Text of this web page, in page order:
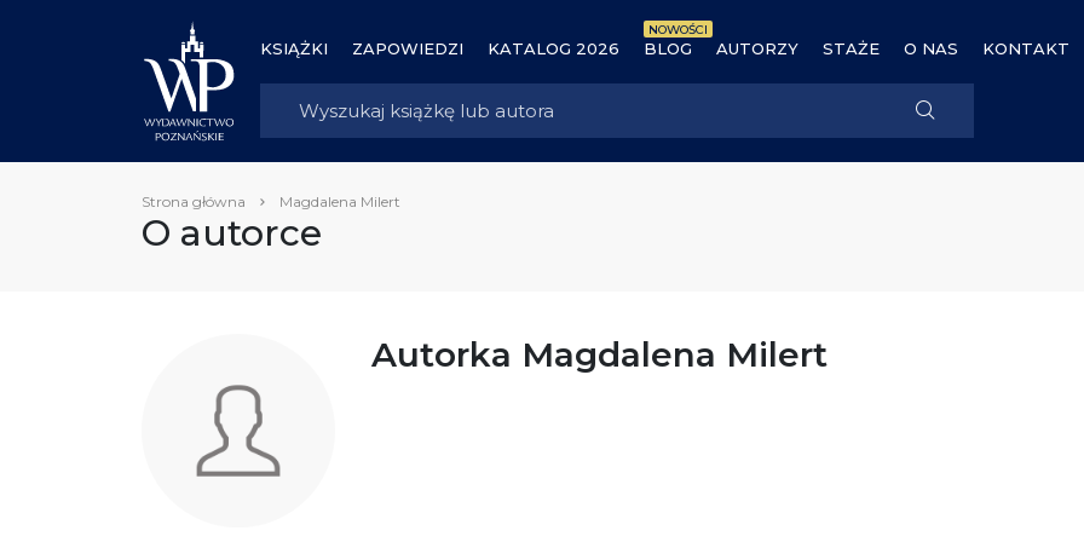
KSIĄŻKI ZAPOWIEDZI KATALOG 2026 BLOG
NOWOŚCI
AUTORZY STAŻE O NAS KONTAKT
Strona główna Magdalena Milert
O autorce
Autorka Magdalena Milert